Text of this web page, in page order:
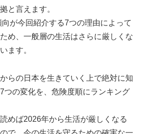
と言えます。
が今回紹介する7つの理由によって
め、一般層の生活はさらに厳しくな
ます。
らの日本を生きていく上で絶対に知
つの変化を、危険度順にランキング
めば2026年から生活が厳しくなる